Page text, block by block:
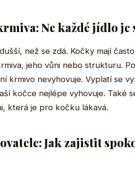
Ne každé jídlo je
než se zdá. Kočky mají
jeho vůni nebo strukturu.
krmivo nevyhovuje. Vyplatí se
kočce nejlépe vyhovuje. Také
která je pro kočku lákavá.
Jak zajistit